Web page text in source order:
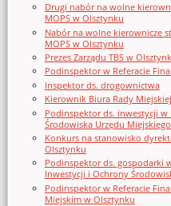
Drugi nabór na wolne
MOPS w Olsztynku
Nabór na wolne kierownicze
MOPS w Olsztynku
Prezes Zarządu TBS w
Podinspektor w Referacie
Inspektor ds. drogownictwa
Kierownik Biura Rady
Podinspektor ds. inwestycji w
Środowiska Urzędu
Konkurs na stanowisko
Olsztynku
Podinspektor ds. gospodarki
Inwestycji i Ochrony
Podinspektor w Referacie
Miejskim w Olsztynku